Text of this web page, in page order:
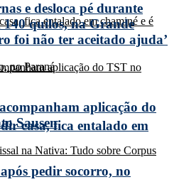
casa, fica entalado em
pedir socorro, no
e desloca pé durante
140 quilos, na Grande
foi não ter aceitado ajuda’
aplicação do
Sausen